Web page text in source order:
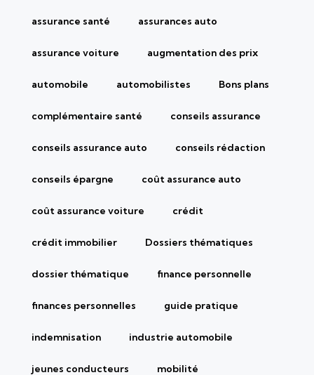
assurance santé assurances auto
assurance voiture augmentation des prix
automobile automobilistes Bons plans
complémentaire santé conseils assurance
conseils assurance auto conseils rédaction
conseils épargne coût assurance auto
coût assurance voiture crédit
crédit immobilier Dossiers thématiques
dossier thématique finance personnelle
finances personnelles guide pratique
indemnisation industrie automobile
jeunes conducteurs mobilité